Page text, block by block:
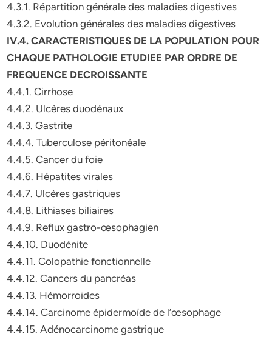
4.3.1. Répartition générale des maladies digestives
4.3.2. Evolution générales des maladies digestives
IV.4. CARACTERISTIQUES DE LA POPULATION POUR
CHAQUE PATHOLOGIE ETUDIEE PAR ORDRE DE
FREQUENCE DECROISSANTE
4.4.1. Cirrhose
4.4.2. Ulcères duodénaux
4.4.3. Gastrite
4.4.4. Tuberculose péritonéale
4.4.5. Cancer du foie
4.4.6. Hépatites virales
4.4.7. Ulcères gastriques
4.4.8. Lithiases biliaires
4.4.9. Reflux gastro-œsophagien
4.4.10. Duodénite
4.4.11. Colopathie fonctionnelle
4.4.12. Cancers du pancréas
4.4.13. Hémorroïdes
4.4.14. Carcinome épidermoïde de l’œsophage
4.4.15. Adénocarcinome gastrique